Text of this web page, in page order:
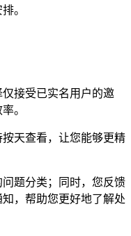
。
接受已实名用户的邀
。
天查看，让您能够更精
题分类；同时，您反馈
，帮助您更好地了解处